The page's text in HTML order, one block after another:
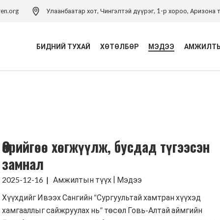
Улаанбаатар хот, Чингэлтэй дүүрэг, 1-р хороо, Аризона
БИДНИЙ ТУХАЙ
Тэмдэглэлт ой
ХӨТӨЛБӨР
Хүүхдийн эрхийн засаглал
хөтөлбөр
Боловсролын хөтөлбөр
бууруулах хөтөлбөр
МЭДЭЭ
Өөрийгөө хөгжүүлж, бусдад түгээсэн
замнал
2025-12-16 Амжилтын түүх | Мэдээ
Хүүхдийг Ивээх Сангийн “Сургуультай хамтран хүүхэд
хамгааллыг сайжруулах нь” төсөл Говь-Алтай аймгийн